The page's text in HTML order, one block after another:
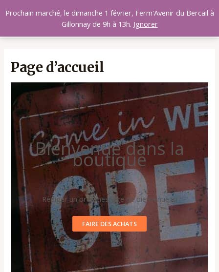
au
Page d’accueil
Bienvenue dans la
boutique
Rédiger un bref message de bienvenue ici
FAIRE DES ACHATS
Prochain marché, le dimanche 1 février, Ferm'Avenir du Bercail à
Gillonnay de 9h à 13h. Ignorer